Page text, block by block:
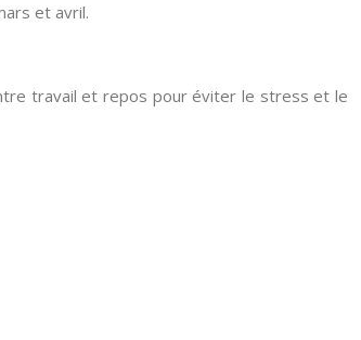
et avril.
travail et repos pour éviter le stress et le